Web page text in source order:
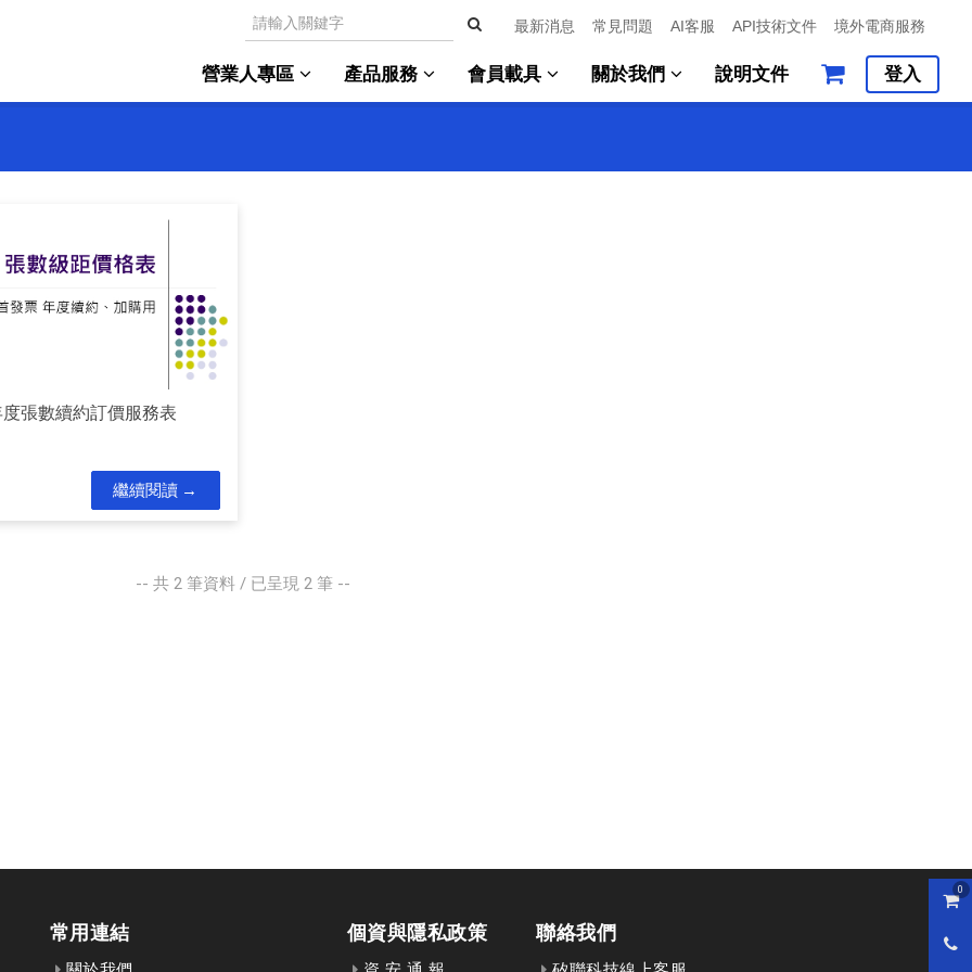
購
0
最新消息 常見問題 AI客服 API技術文件 境外電商服務
營業人專區 產品服務 會員載具 關於我們 說明文件 登入
張數續約訂價服務表
繼續閱讀
-- 共 2 筆資料 / 已呈現 2 筆 --
常用連結 個資與隱私政策 聯絡我們